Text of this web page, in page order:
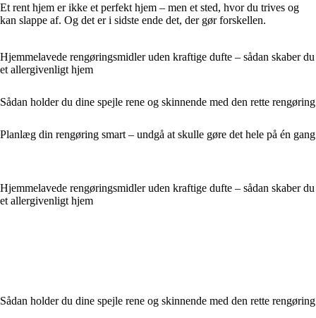
Et rent hjem er ikke et perfekt hjem – men et sted, hvor du trives og
kan slappe af. Og det er i sidste ende det, der gør forskellen.
Hjemmelavede rengøringsmidler uden kraftige dufte – sådan skaber du
et allergivenligt hjem
Sådan holder du dine spejle rene og skinnende med den rette rengøring
Planlæg din rengøring smart – undgå at skulle gøre det hele på én gang
Hjemmelavede rengøringsmidler uden kraftige dufte – sådan skaber du
et allergivenligt hjem
Sådan holder du dine spejle rene og skinnende med den rette rengøring